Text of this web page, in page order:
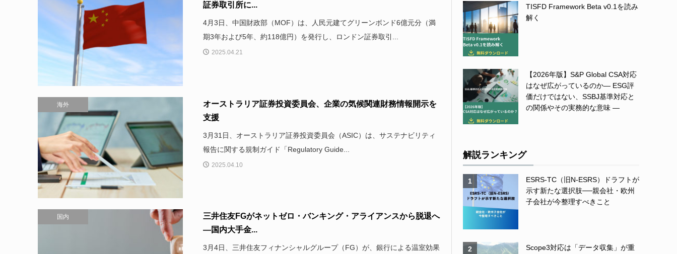
証券取引所に...
4月3日、中国財政部（MOF）は、人民元建てグリーンボンド6億元分（満
期3年および5年、約118億円）を発行し、ロンドン証券取引...
2025.04.21
海外
オーストラリア証券投資委員会、企業の気候関連財務情報開示を
支援
3月31日、オーストラリア証券投資委員会（ASIC）は、サステナビリティ
報告に関する規制ガイド「Regulatory Guide...
2025.04.10
国内
三井住友FGがネットゼロ・バンキング・アライアンスから脱退へ
―国内大手金...
3月4日、三井住友フィナンシャルグループ（FG）が、銀行による温室効果
TISFD Framework Beta v0.1を読み
解く
【2026年版】S&P Global CSA対応
はなぜ広がっているのか― ESG評
価だけではない、SSBJ基準対応と
の関係やその実務的な意味 ―
解説ランキング
1
ESRS-TC（旧N-ESRS）ドラフトが
示す新たな選択肢──親会社・欧州
子会社が今整理すべきこと
2
Scope3対応は「データ収集」が重